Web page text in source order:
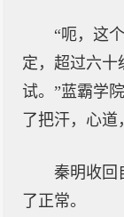
“呃，这
定，超过六十
试。”蓝霸学
了把汗，心道
秦明收回
了正常。